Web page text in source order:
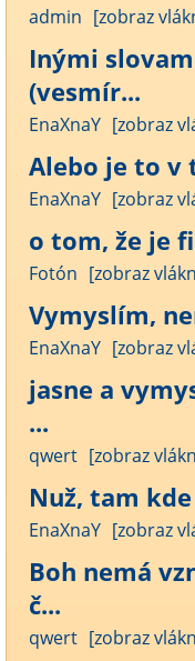
admin [zobraz
Inými
(vesmír...
EnaXnaY [zobraz
Alebo je to v
EnaXnaY [zobraz
o tom, že je
Fotón [zobraz
Vymyslím,
EnaXnaY [zobraz
jasne a
...
qwert [zobraz
Nuž, tam
EnaXnaY [zobraz
Boh nemá
č...
qwert [zobraz